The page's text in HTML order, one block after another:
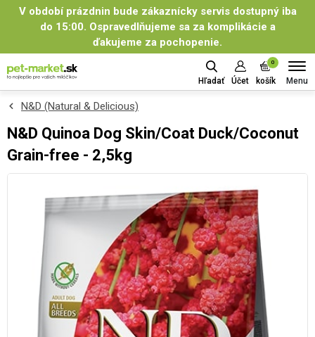
V období prázdnin bude zákaznícky servis dostupný iba
do 15:00. Ospravedlňujeme sa za komplikácie a
ďakujeme za pochopenie.
Hľadať Účet
0
košík Menu
N&D (Natural & Delicious)
N&D Quinoa Dog Skin/Coat Duck/Coconut
Grain-free - 2,5kg